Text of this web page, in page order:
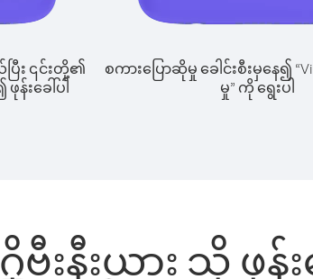
ြီး ၎င်းတို့၏
းခေါ်ပါ
စကားပြောဆိုမှု ခေါင်းစီးမှနေ၍
မှု” ကို ရွေးပါ
းနီးယား သို့ ဖုန်း